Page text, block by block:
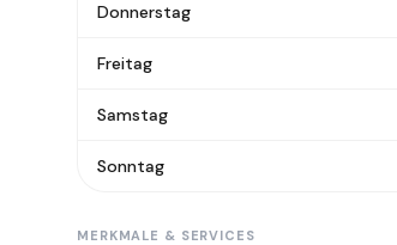
Donnerstag
Freitag
Samstag
Sonntag
MERKMALE & SERVICES